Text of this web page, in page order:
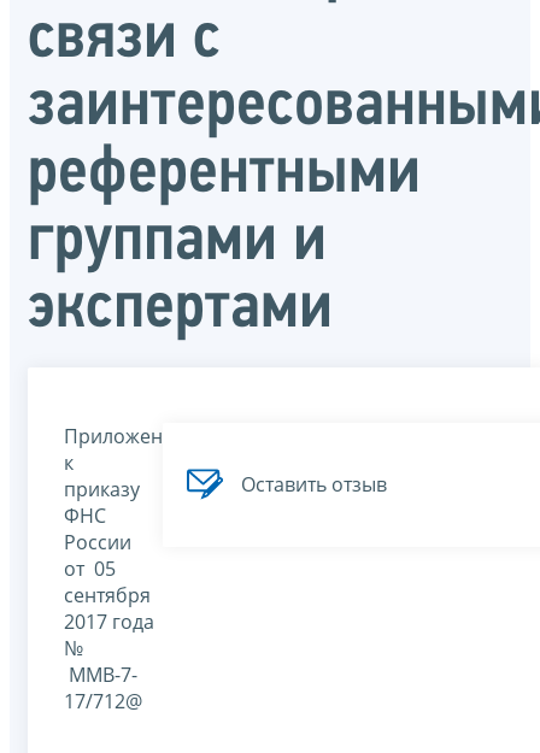
связи с
референтными
группами и
экспертами
Приложение
к
приказу
ФНС
России
от 05
сентября
2017 года
№
ММВ-7-
17/712@
Оставить отзыв